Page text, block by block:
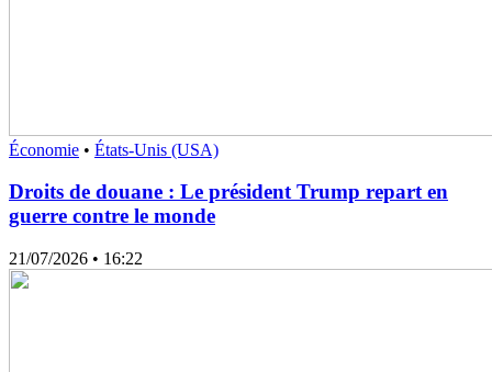
Économie • États-Unis (USA)
Droits de douane : Le président Trump repart en
guerre contre le monde
21/07/2026 • 16:22